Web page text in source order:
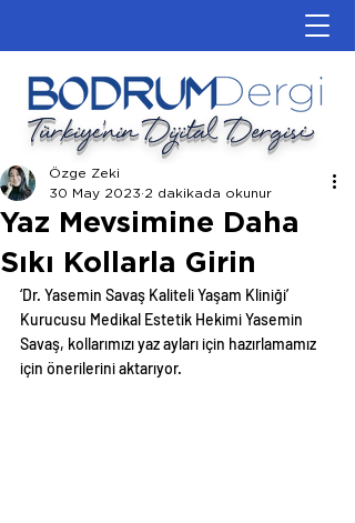
Türkiye'nin Dijital Dergisi
Yaz Mevsimine Daha
Sıkı Kollarla Girin
Özge Zeki
30 May 2023 2 dakikada okunur
‘Dr. Yasemin Savaş Kaliteli Yaşam Kliniği’
Kurucusu Medikal Estetik Hekimi Yasemin
Savaş, kollarımızı yaz ayları için hazırlamamız
için önerilerini aktarıyor.